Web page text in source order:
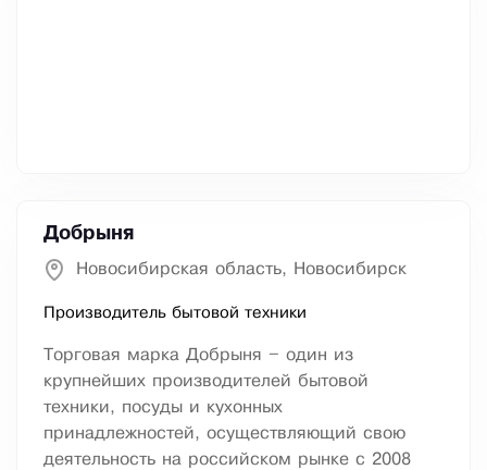
Добрыня
Новосибирская область, Новосибирск
Производитель бытовой техники
Торговая марка Добрыня – один из
крупнейших производителей бытовой
техники, посуды и кухонных
принадлежностей, осуществляющий свою
деятельность на российском рынке с 2008